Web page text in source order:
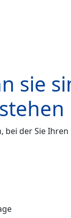
sie
bei der Sie